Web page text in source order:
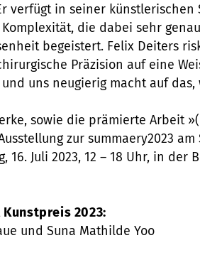
verfügt in seiner künstlerischen
die dabei sehr
begeistert. Felix Deiters
Präzision auf eine
uns neugierig macht auf das,
sowie die prämierte Arbeit
zur summaery2023 am
16. Juli 2023, 12 – 18 Uhr, in der
2023:
und Suna Mathilde Yoo